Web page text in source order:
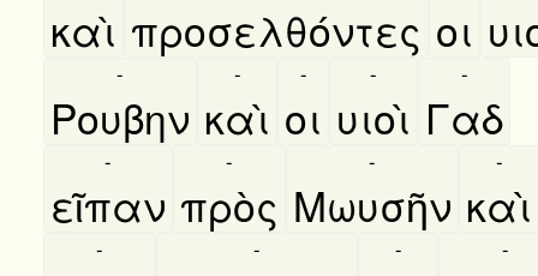
καὶ προσελθόντες οι
Ρουβην
-
καὶ
-
οι
-
υιοὶ
-
Γαδ
-
εῖπαν
-
πρὸς
-
Μωυσῆν
-
καὶ
-
- - - -